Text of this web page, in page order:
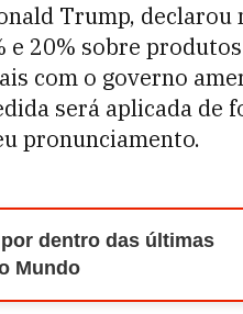
Trump, declarou
20% sobre
com o governo
será aplicada de
pronunciamento.
dentro das últimas
Mundo